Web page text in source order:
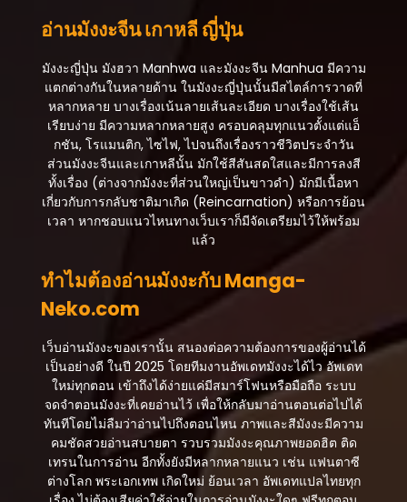
กันยายน 17, 2025
ตอนที่ 87
กันยายน 17, 2025
ตอนที่ 86
กันยายน 17, 2025
ตอนที่ 85
กันยายน 17, 2025
ตอนที่ 83
กันยายน 17, 2025
ตอนที่ 82
กันยายน 17, 2025
ตอนที่ 81
กันยายน 17, 2025
ตอนที่ 80
กันยายน 17, 2025
อ่านมังงะจีน เกาหลี ญี่ปุ่น
มังงะญี่ปุ่น มังฮวา Manhwa และมังงะจีน Manhua มีความ
แตกต่างกันในหลายด้าน ในมังงะญี่ปุ่นนั้นมีสไตล์การวาดที่
หลากหลาย บางเรื่องเน้นลายเส้นละเอียด บางเรื่องใช้เส้น
เรียบง่าย มีความหลากหลายสูง ครอบคลุมทุกแนวตั้งแต่แอ็
กชัน, โรแมนติก, ไซไฟ, ไปจนถึงเรื่องราวชีวิตประจำวัน
ส่วนมังงะจีนและเกาหลีนั้น มักใช้สีสันสดใสและมีการลงสี
ทั้งเรื่อง (ต่างจากมังงะที่ส่วนใหญ่เป็นขาวดำ) มักมีเนื้อหา
เกี่ยวกับการกลับชาติมาเกิด (Reincarnation) หรือการย้อน
เวลา หากชอบแนวไหนทางเว็บเราก็มีจัดเตรียมไว้ให้พร้อม
แล้ว
ทำไมต้องอ่านมังงะกับ Manga-
Neko.com
เว็บอ่านมังงะของเรานั้น สนองต่อความต้องการของผู้อ่านได้
เป็นอย่างดี ในปี 2025 โดยทีมงานอัพเดทมังงะได้ไว อัพเดท
ใหม่ทุกตอน เข้าถึงได้ง่ายแค่มีสมาร์โฟนหรือมือถือ ระบบ
จดจำตอนมังงะที่เคยอ่านไว้ เพื่อให้กลับมาอ่านตอนต่อไปได้
ทันทีโดยไม่ลืมว่าอ่านไปถึงตอนไหน ภาพและสีมังงะมีความ
คมชัดสวยอ่านสบายตา รวบรวมมังงะคุณภาพยอดฮิต ติด
เทรนในการอ่าน อีกทั้งยังมีหลากหลายแนว เช่น แฟนตาซี
ต่างโลก พระเอกเทพ เกิดใหม่ ย้อนเวลา อัพเดทแปลไทยทุก